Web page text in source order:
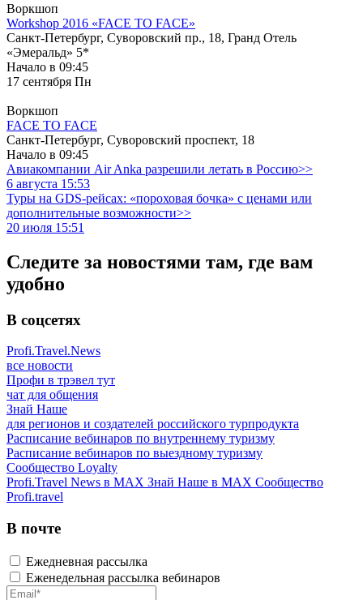
Воркшоп
Workshop 2016 «FACE TO FACE»
Санкт-Петербург, Суворовский пр., 18, Гранд Отель
«Эмеральд» 5*
Начало в 09:45
17 сентября Пн
Воркшоп
FACE TO FACE
Санкт-Петербург, Суворовский проспект, 18
Начало в 09:45
Авиакомпании Air Anka разрешили летать в Россию>>
6 августа 15:53
Туры на GDS-рейсах: «пороховая бочка» с ценами или
дополнительные возможности>>
20 июля 15:51
Следите за новостями там, где вам
удобно
В соцсетях
Profi.Travel.News
все новости
Профи в трэвел тут
чат для общения
Знай Наше
для регионов и создателей российского турпродукта
Расписание вебинаров по внутреннему туризму
Расписание вебинаров по выездному туризму
Сообщество Loyalty
Profi.Travel News в MAX Знай Наше в MAX Сообщество
Profi.travel
В почте
Ежедневная рассылка
Еженедельная рассылка вебинаров